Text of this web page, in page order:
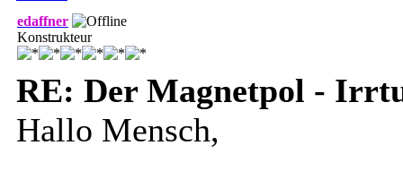
edaffner
Konstrukteur
RE: Der Magnetpol -
Hallo Mensch,